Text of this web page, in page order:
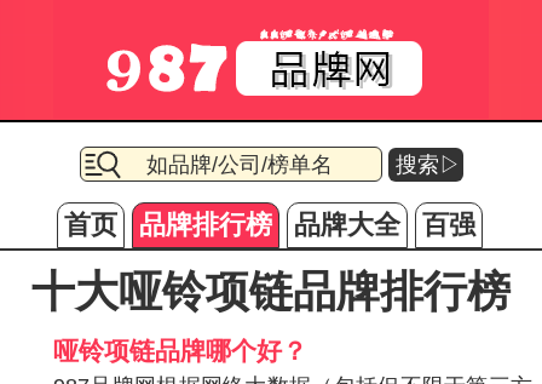
搜索▷
首页 品牌排行榜 品牌大全 百强
十大哑铃项链品牌排行榜
哑铃项链品牌哪个好？